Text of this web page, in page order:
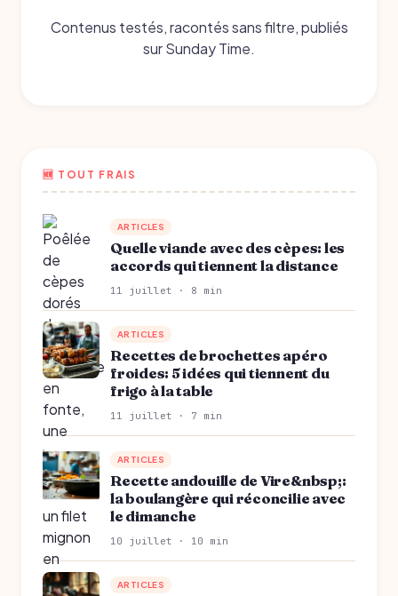
Contenus testés, racontés sans filtre, publiés
sur Sunday Time.
🆕 TOUT FRAIS
ARTICLES
Quelle viande avec des cèpes: les
accords qui tiennent la distance
11 juillet · 8 min
ARTICLES
Recettes de brochettes apéro
froides: 5 idées qui tiennent du
frigo à la table
11 juillet · 7 min
ARTICLES
Recette andouille de Vire&nbsp;:
la boulangère qui réconcilie avec
le dimanche
10 juillet · 10 min
ARTICLES